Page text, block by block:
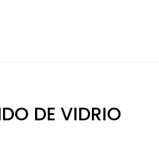
DE VIDRIO